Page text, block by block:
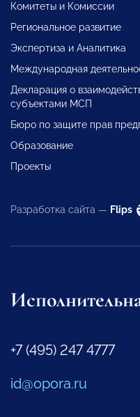
Комитеты и Комиссии
Региональное развитие
Экспертиза и Аналитика
Международная
Декларация о
субъектами МСП
Бюро по защите прав
Образование
Проекты
Разработка сайта — Flips
+7 (495) 247 4777
id@opora.ru